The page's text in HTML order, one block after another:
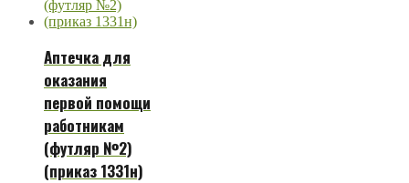
Аптечка для
оказания
первой помощи
работникам
(футляр №2)
(приказ 1331н)